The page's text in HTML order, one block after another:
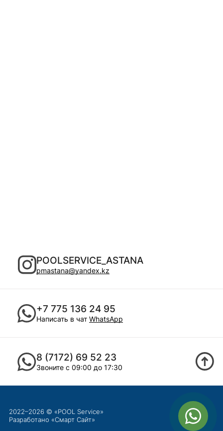
POOLSERVICE_ASTANA
pmastana@yandex.kz
+7 775 136 24 95
Написать в чат WhatsApp
8 (7172) 69 52 23
Звоните с 09:00 до 17:30
2022–2026 © «POOL Service»
Разработано «Смарт Сайт»